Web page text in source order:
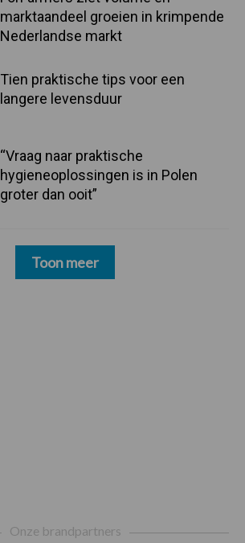
marktaandeel groeien in krimpende
Nederlandse markt
Tien praktische tips voor een
langere levensduur
“Vraag naar praktische
hygieneoplossingen is in Polen
groter dan ooit”
Toon meer
Onze brandpartners